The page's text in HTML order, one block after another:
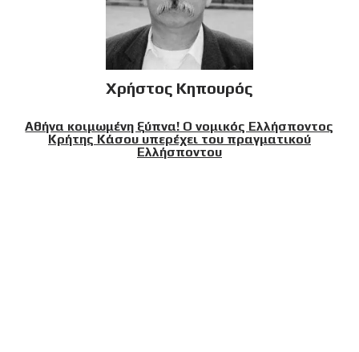
Χρήστος Κηπουρός
Αθήνα κοιμωμένη ξύπνα! Ο νομικός Ελλήσποντος
Κρήτης Κάσου υπερέχει του πραγματικού
Ελλήσποντου